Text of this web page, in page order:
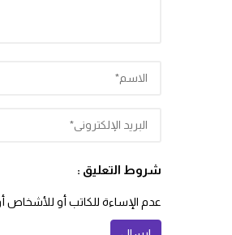
شروط التعليق :
عدم الإساءة للكاتب أو للأشخاص